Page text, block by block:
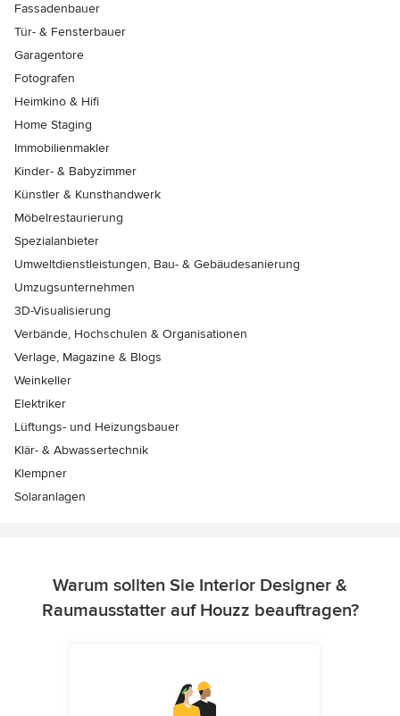
Fassadenbauer
Tür- & Fensterbauer
Garagentore
Fotografen
Heimkino & Hifi
Home Staging
Immobilienmakler
Kinder- & Babyzimmer
Künstler & Kunsthandwerk
Möbelrestaurierung
Spezialanbieter
Umweltdienstleistungen, Bau- & Gebäudesanierung
Umzugsunternehmen
3D-Visualisierung
Verbände, Hochschulen & Organisationen
Verlage, Magazine & Blogs
Weinkeller
Elektriker
Lüftungs- und Heizungsbauer
Klär- & Abwassertechnik
Klempner
Solaranlagen
Warum sollten Sie Interior Designer &
Raumausstatter auf Houzz beauftragen?